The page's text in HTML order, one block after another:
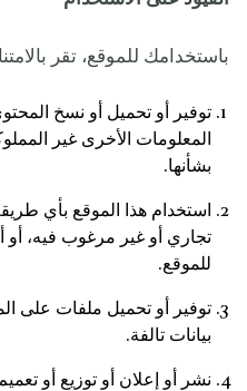
باستخدامك للموقع، تقر
توفير أو تحميل أو نسخ
المعلومات الأخرى غير
بشأنها.
استخدام هذا الموقع بأي
تجاري أو غير مرغوب فيه، أو
للموقع.
توفير أو تحميل ملفات على
بيانات تالفة.
نشر أو إعلان أو توزيع أو